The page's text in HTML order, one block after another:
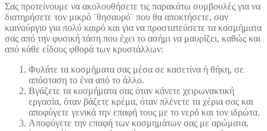
Σας προτείνουμε να ακολουθήσετε τις παρακάτω συμβουλές για να
διατηρήσετε τον μικρό ¨θησαυρό¨ που θα αποκτήσετε, σαν
καινούργιο για πολύ καιρό και για να προστατεύσετε τα κοσμήματα
σας από την φυσική τάση που έχει το ασήμι να μαυρίζει, καθώς και
από κάθε είδους φθορά των κρυστάλλων:
Φυλάτε τα κοσμήματα σας μέσα σε κασετίνα ή θήκη, σε
απόσταση το ένα από το άλλο.
Βγάζετε τα κοσμήματα σας όταν κάνετε χειρωνακτική
εργασία, όταν βάζετε κρέμα, όταν πλένετε τα χέρια σας και
αποφύγετε γενικά την επαφή τους με το νερό και τον ιδρώτα.
Αποφύγετε την επαφή των κοσμημάτων σας με αρώματα,